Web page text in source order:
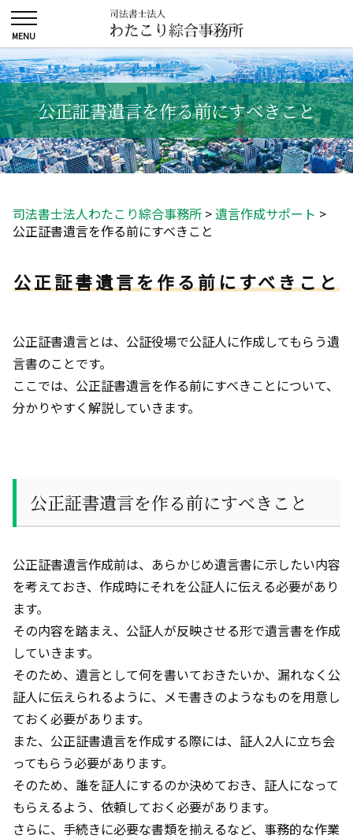
公正証書遺言を作る前にすべきこと
司法書士法人わたこり綜合事務所 >遺言作成サポート >
公正証書遺言を作る前にすべきこと
公正証書遺言を作る前にすべきこと
公正証書遺言とは、公証役場で公証人に作成してもらう遺
言書のことです。
ここでは、公正証書遺言を作る前にすべきことについて、
分かりやすく解説していきます。
公正証書遺言を作る前にすべきこと
公正証書遺言作成前は、あらかじめ遺言書に示したい内容
を考えておき、作成時にそれを公証人に伝える必要があり
ます。
その内容を踏まえ、公証人が反映させる形で遺言書を作成
していきます。
そのため、遺言として何を書いておきたいか、漏れなく公
証人に伝えられるように、メモ書きのようなものを用意し
ておく必要があります。
また、公正証書遺言を作成する際には、証人2人に立ち会
ってもらう必要があります。
そのため、誰を証人にするのか決めておき、証人になって
もらえるよう、依頼しておく必要があります。
さらに、手続きに必要な書類を揃えるなど、事務的な作業